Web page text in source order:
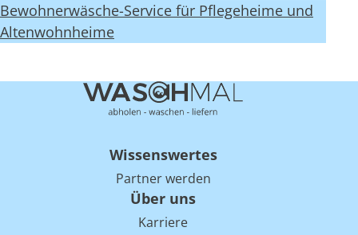
Bewohnerwäsche-Service für Pflegeheime und
Altenwohnheime
Wissenswertes
Partner werden
Über uns
Karriere